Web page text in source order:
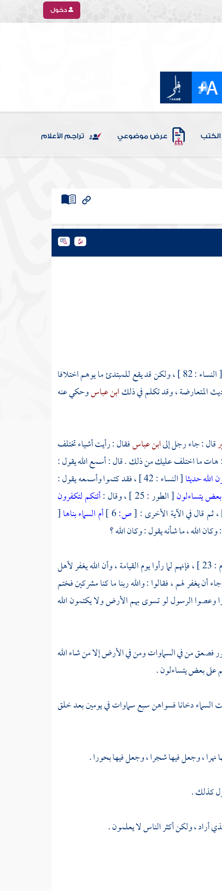
دخول
الكتب عرض موضوعي تراجم الأعلام
[ النساء : 82 ] ، ولكن قد يقع للمبتدئ ما يوهم اختلافا
المتعارضة ، وقد تكلم في ذلكابن عباسوحكي عنه
قال : جاء رجل إلىابن عباسفقال : رأيت أشياء تختلف
ما اختلف عليك من ذلك . قال : أسمع الله يقول :
الله حديثا[ النساء : 42 ] ، فقد كتموا وأسمعه يقول :
يتساءلون[ الطور : 25 ] ، وقال :
أئنكم لتكفرون
[ص:6 ] أم السماء بناها[
[ الأنعام : 23 ] ، فإنهم لما رأوا يوم القيامة ، وأن الله يغفر لأهل
يغفر لهم ، فقالوا : والله ربنا ما كنا مشركين فختم
وعصوا الرسول لو تسوى بهم الأرض ولا يكتمون الله
نفخ في الصور فصعق من في السماوات ومن في الأرض إلا من شاء الله
على بعض يتساءلون .
السماء دخانا فسواهن سبع سماوات في يومين بعد خلق
كذلك .
أراد ، ولكن أكثر الناس لا يعلمون .